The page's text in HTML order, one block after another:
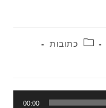
קטגוריה:
כתובות
00:00